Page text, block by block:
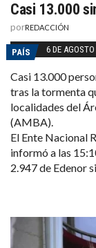
Casi 13.000
porREDACCIÓN
PAÍS 6 DE
Casi 13.000
tras la tormenta
localidades del
(AMBA).
El Ente Nacional
informó a las
2.947 de Edenor